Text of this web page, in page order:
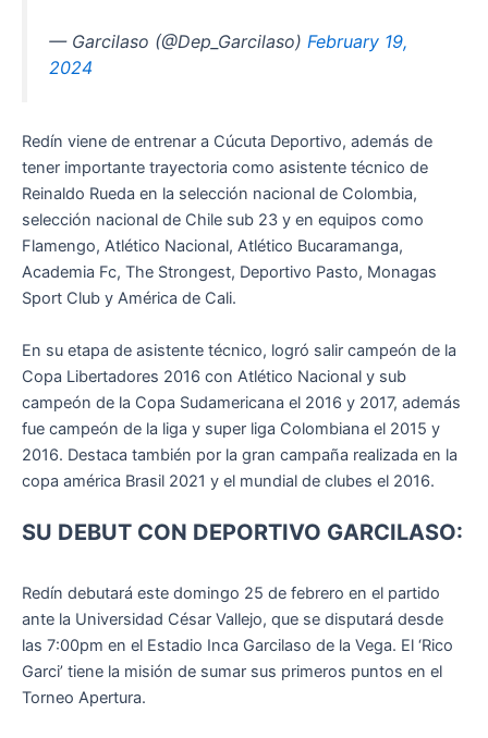
— Garcilaso (@Dep_Garcilaso) February 19,
2024
Redín viene de entrenar a Cúcuta Deportivo, además de
tener importante trayectoria como asistente técnico de
Reinaldo Rueda en la selección nacional de Colombia,
selección nacional de Chile sub 23 y en equipos como
Flamengo, Atlético Nacional, Atlético Bucaramanga,
Academia Fc, The Strongest, Deportivo Pasto, Monagas
Sport Club y América de Cali.
En su etapa de asistente técnico, logró salir campeón de la
Copa Libertadores 2016 con Atlético Nacional y sub
campeón de la Copa Sudamericana el 2016 y 2017, además
fue campeón de la liga y super liga Colombiana el 2015 y
2016. Destaca también por la gran campaña realizada en la
copa américa Brasil 2021 y el mundial de clubes el 2016.
SU DEBUT CON DEPORTIVO GARCILASO:
Redín debutará este domingo 25 de febrero en el partido
ante la Universidad César Vallejo, que se disputará desde
las 7:00pm en el Estadio Inca Garcilaso de la Vega. El ‘Rico
Garci’ tiene la misión de sumar sus primeros puntos en el
Torneo Apertura.